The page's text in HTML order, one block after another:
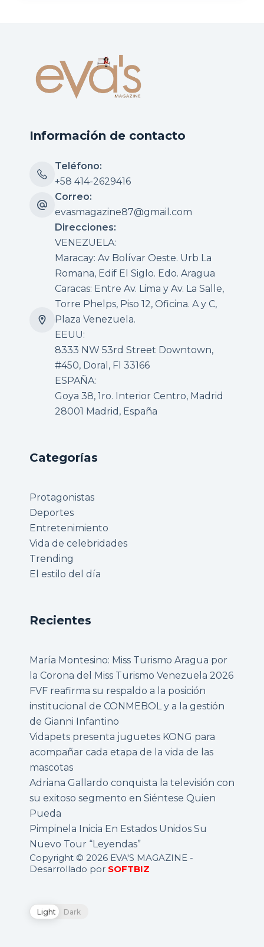
Información de contacto
Teléfono:
+58 414-2629416
Correo:
evasmagazine87@gmail.com
Direcciones:
VENEZUELA:
Maracay: Av Bolívar Oeste. Urb La
Romana, Edif El Siglo. Edo. Aragua
Caracas: Entre Av. Lima y Av. La Salle,
Torre Phelps, Piso 12, Oficina. A y C,
Plaza Venezuela.
EEUU:
8333 NW 53rd Street Downtown,
#450, Doral, Fl 33166
ESPAÑA:
Goya 38, 1ro. Interior Centro, Madrid
28001 Madrid, España
Categorías
Protagonistas
Deportes
Entretenimiento
Vida de celebridades
Trending
El estilo del día
Recientes
María Montesino: Miss Turismo Aragua por
la Corona del Miss Turismo Venezuela 2026
FVF reafirma su respaldo a la posición
institucional de CONMEBOL y a la gestión
de Gianni Infantino
Vidapets presenta juguetes KONG para
acompañar cada etapa de la vida de las
mascotas
Adriana Gallardo conquista la televisión con
su exitoso segmento en Siéntese Quien
Pueda
Pimpinela Inicia En Estados Unidos Su
Nuevo Tour “Leyendas”
Copyright © 2026 EVA'S MAGAZINE -
Desarrollado por SOFTBIZ
Light Dark